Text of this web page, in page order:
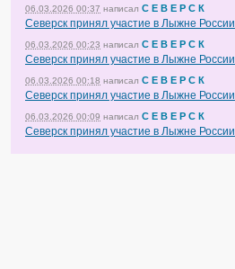
06.03.2026 00:37 написал С Е В Е Р С К
Северск принял участие в Лыжне России
06.03.2026 00:23 написал С Е В Е Р С К
Северск принял участие в Лыжне России
06.03.2026 00:18 написал С Е В Е Р С К
Северск принял участие в Лыжне России
06.03.2026 00:09 написал С Е В Е Р С К
Северск принял участие в Лыжне России